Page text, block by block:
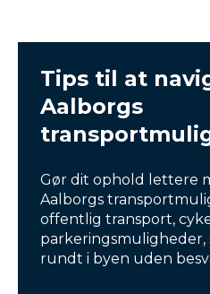
Tips til at
Aalborgs
Gør dit ophold lettere
Aalborgs
offentlig transport,
parkeringsmuligheder,
rundt i byen uden